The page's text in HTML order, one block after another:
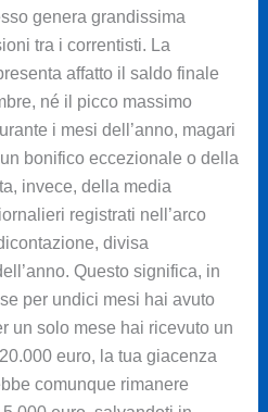
genera grandissima
tra i correntisti. La
affatto il saldo finale
né il picco massimo
i mesi dell’anno, magari
bonifico eccezionale o della
invece, della media
registrati nell’arco
divisa
Questo significa, in
per undici mesi hai avuto
un solo mese hai ricevuto un
euro, la tua giacenza
comunque rimanere